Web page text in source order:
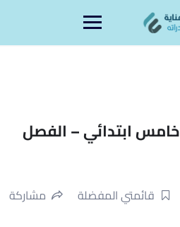
أوراق عمل English خامس ابتدائي – الفصل
قائمتي المفضلة مشاركة